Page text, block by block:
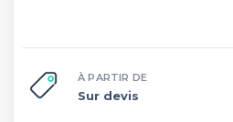
À PARTIR DE
Sur devis